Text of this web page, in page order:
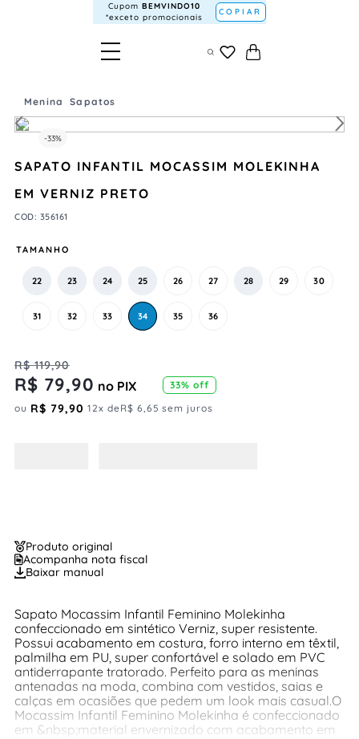
Cupom BEMVINDO10
*exceto promocionais
COPIAR
Menina Sapatos
-33%
SAPATO INFANTIL MOCASSIM MOLEKINHA
EM VERNIZ PRETO
COD: 356161
TAMANHO
22 23 24 25 26 27 28 29 30
31 32 33 34 35 36
R$ 119,90
R$ 79,90 no PIX 33% off
ou R$ 79,90 12x deR$ 6,65 sem juros
Produto original
Acompanha nota fiscal
Baixar manual
Sapato Mocassim Infantil Feminino Molekinha
confeccionado em sintético Verniz, super resistente.
Possui acabamento em costura, forro interno em têxtil,
palmilha em PU, super confortável e solado em PVC
antiderrapante tratorado. Perfeito para as meninas
antenadas na moda, combina com vestidos, saias e
calças em ocasiões que pedem um look mais casual.O
Mocassim Infantil Feminino Molekinha é confeccionado
em &nbsp;material envernizado com acabamento em